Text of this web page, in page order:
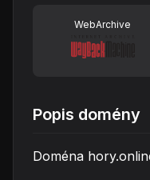
WebArchive
Popis domény
Doména